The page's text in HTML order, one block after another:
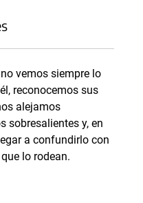
vemos siempre lo
reconocemos sus
alejamos
sobresalientes y, en
a confundirlo con
lo rodean.